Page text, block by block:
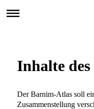
Inhalte
Der Barnim-Atlas soll
Zusammenstellung